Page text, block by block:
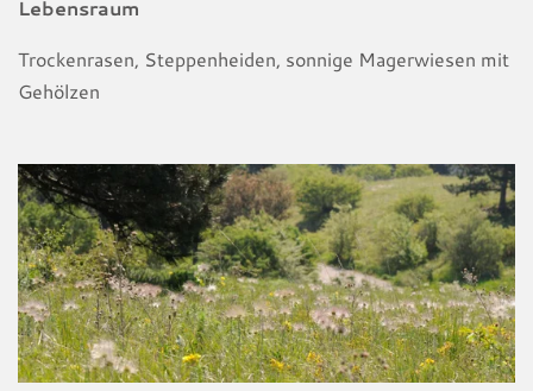
Lebensraum
Trockenrasen, Steppenheiden, sonnige Magerwiesen mit
Gehölzen